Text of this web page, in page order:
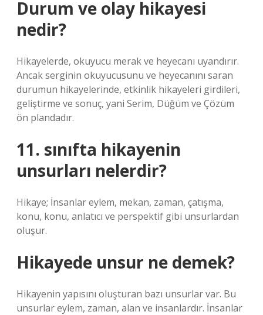
Durum ve olay hikayesi
nedir?
Hikayelerde, okuyucu merak ve heyecanı uyandırır.
Ancak serginin okuyucusunu ve heyecanını saran
durumun hikayelerinde, etkinlik hikayeleri girdileri,
geliştirme ve sonuç, yani Serim, Düğüm ve Çözüm
ön plandadır.
11. sınıfta hikayenin
unsurları nelerdir?
Hikaye; İnsanlar eylem, mekan, zaman, çatışma,
konu, konu, anlatıcı ve perspektif gibi unsurlardan
oluşur.
Hikayede unsur ne demek?
Hikayenin yapısını oluşturan bazı unsurlar var. Bu
unsurlar eylem, zaman, alan ve insanlardır. İnsanlar